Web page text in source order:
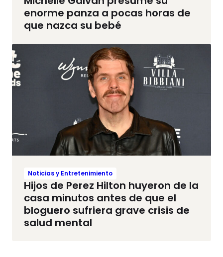
enorme panza a pocas horas de
que nazca su bebé
Noticias y Entretenimiento
Hijos de Perez Hilton huyeron de la
casa minutos antes de que el
bloguero sufriera grave crisis de
salud mental